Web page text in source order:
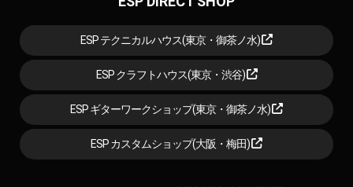
ESP テクニカルハウス(東京・御茶ノ水)
ESP クラフトハウス(東京・渋谷)
ESP ギターワークショップ(東京・御茶ノ水)
ESP カスタムショップ(大阪・梅田)